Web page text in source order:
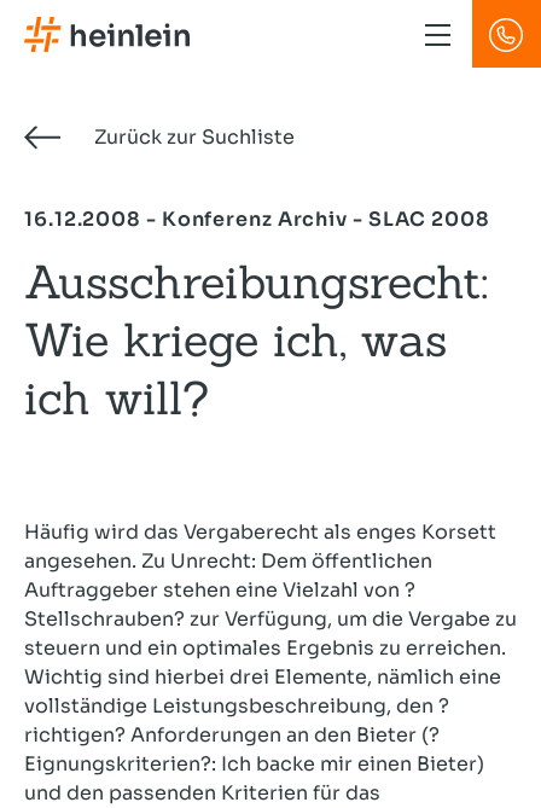
Direkt
zum
Zurück zur Suchliste
16.12.2008 - Konferenz Archiv - SLAC 2008
Ausschreibungsrecht:
Wie kriege ich, was
ich will?
Häufig wird das Vergaberecht als enges Korsett
angesehen. Zu Unrecht: Dem öffentlichen
Auftraggeber stehen eine Vielzahl von ?
Stellschrauben? zur Verfügung, um die Vergabe zu
steuern und ein optimales Ergebnis zu erreichen.
Wichtig sind hierbei drei Elemente, nämlich eine
vollständige Leistungsbeschreibung, den ?
richtigen? Anforderungen an den Bieter (?
Eignungskriterien?: Ich backe mir einen Bieter)
und den passenden Kriterien für das